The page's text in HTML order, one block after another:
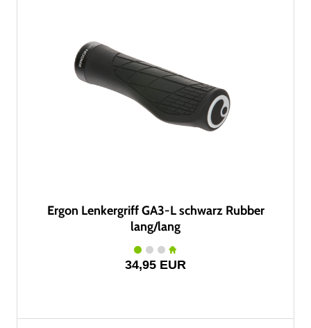
Ergon Lenkergriff GA3-L schwarz Rubber
lang/lang
34,95 EUR